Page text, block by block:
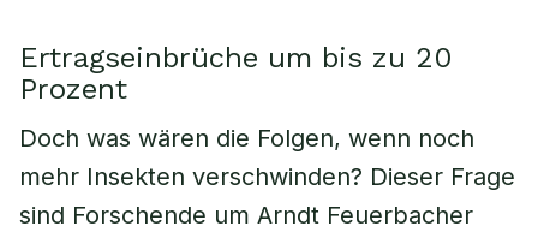
Ertragseinbrüche um bis zu 20
Prozent
Doch was wären die Folgen, wenn noch
mehr Insekten verschwinden? Dieser Frage
sind Forschende um Arndt Feuerbacher